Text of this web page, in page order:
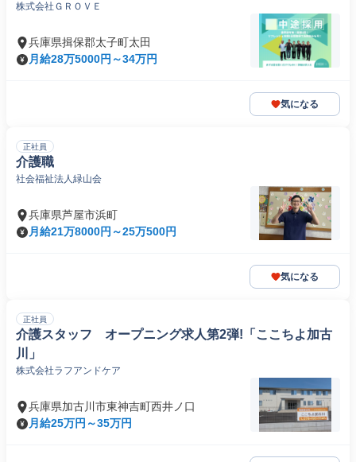
株式会社ＧＲＯＶＥ
兵庫県揖保郡太子町太田
月給28万5000円～34万円
気になる
正社員
介護職
社会福祉法人緑山会
兵庫県芦屋市浜町
月給21万8000円～25万500円
気になる
正社員
介護スタッフ オープニング求人第2弾!「ここちよ加古
川」
株式会社ラフアンドケア
兵庫県加古川市東神吉町西井ノ口
月給25万円～35万円